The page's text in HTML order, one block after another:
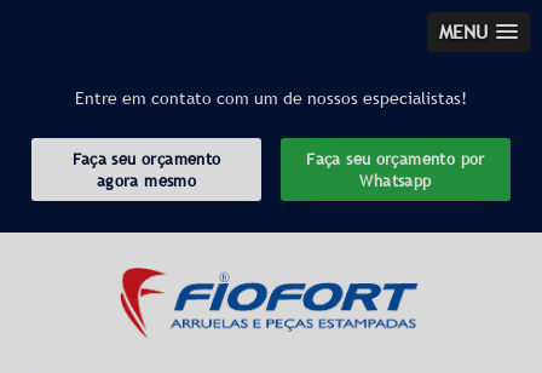
MENU
Entre em contato com um de nossos especialistas!
Faça seu orçamento
agora mesmo
Faça seu orçamento por
Whatsapp